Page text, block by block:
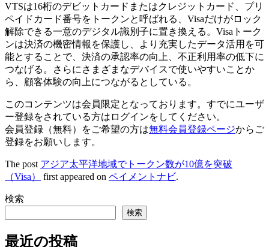
VTSは16桁のデビットカードまたはクレジットカード、プリ
ペイドカード番号をトークンと呼ばれる、Visaだけがロック
解除できる一意のデジタル識別子に置き換える。Visaトーク
ンは決済の機密情報を保護し、より充実したデータ活用を可
能とすることで、決済の承認率の向上、不正利用率の低下に
つなげる。さらにさまざまなデバイスで使いやすいことか
ら、顧客体験の向上につながるとしている。
このコンテンツは会員限定となっております。すでにユーザ
ー登録をされている方はログインをしてください。
会員登録（無料）をご希望の方は無料会員登録ページからご
登録をお願いします。
The post アジア太平洋地域でトークン数が10億を突破
（Visa）
first appeared on ペイメントナビ.
検索
検索
最近の投稿